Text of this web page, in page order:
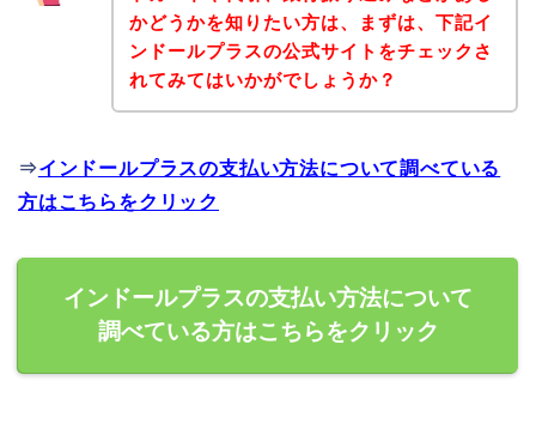
かどうかを知りたい方は、まずは、下記イ
ンドールプラスの公式サイトをチェックさ
れてみてはいかがでしょうか？
⇒インドールプラスの支払い方法について調べている
方はこちらをクリック
インドールプラスの支払い方法について
調べている方はこちらをクリック